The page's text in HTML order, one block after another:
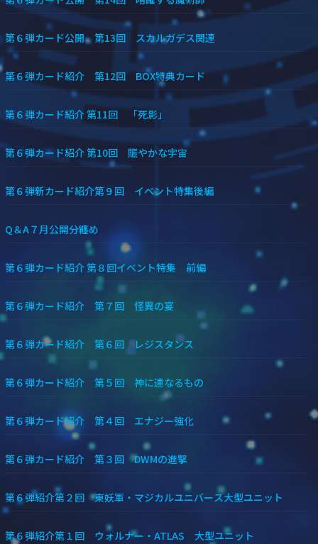
第６弾カード公開 第13回 スカルガデス関連
第６弾カード紹介 第12回 BOX特典カード
第６弾カード紹介 第11回 「死影」
第６弾カード紹介 第10回 賑やかな宇宙
第６弾新カード紹介第９回 イベント特集後編
Q＆A７月公開分纏め
第６弾カード紹介 第８回イベント特集 前編
第６弾カード紹介 第７回 怪異の宴
第６弾カード紹介 第６回 レジスタンス
第６弾カード紹介 第５回 神に連なるもの
第６弾カード紹介 第４回 エナジー強化
第６弾カード紹介 第３回 DWMの進撃
第６弾紹介第２回 東妖軍・マジカルユニバース大型ユニット
第６弾紹介第１回 ウォルナー・ATLAS 大型ユニット